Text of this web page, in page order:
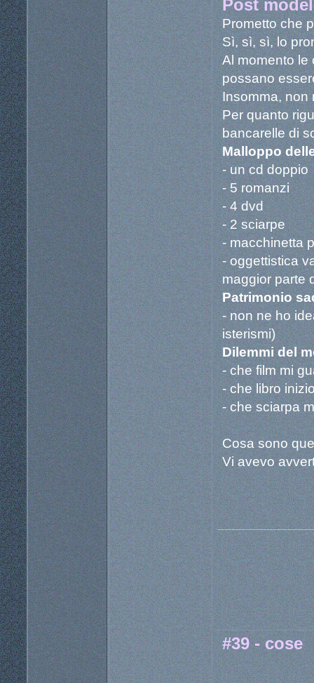
Post
Prometto che
Sì, sì, sì, lo
Al momento le
possano
Insomma, non
Per quanto
bancarelle di
Malloppo
- un cd doppio
- 5 romanzi
- 4 dvd
- 2 sciarpe
- macchinetta
- oggettistica
maggior parte
Patrimonio
- non ne ho
isterismi)
Dilemmi del
- che film mi
- che libro
- che sciarpa
Cosa sono
Vi avevo
#39 - cose